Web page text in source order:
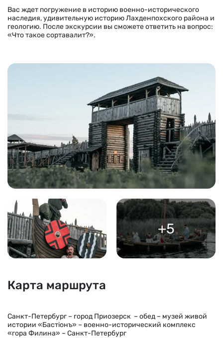
Вас ждет погружение в историю военно-исторического
наследия, удивительную историю Лахденпохского района и
геологию. После экскурсии вы сможете ответить на вопрос:
«Что такое сортавалит?».
+5
Карта маршрута
Санкт-Петербург – город Приозерск – обед – музей живой
истории «Бастiонъ» – военно-исторический комплекс
«гора Филина» – Санкт-Петербург